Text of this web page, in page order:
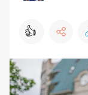
👍